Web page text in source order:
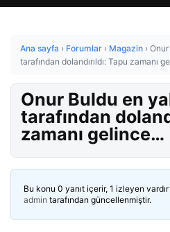
Ana sayfa › Forumlar › Magazin ›
tarafından dolandırıldı: Tapu zamanı
Onur Buldu en
tarafından
zamanı gelince…
Bu konu 0 yanıt içerir, 1 izleyen
admin tarafından güncellenmiştir.